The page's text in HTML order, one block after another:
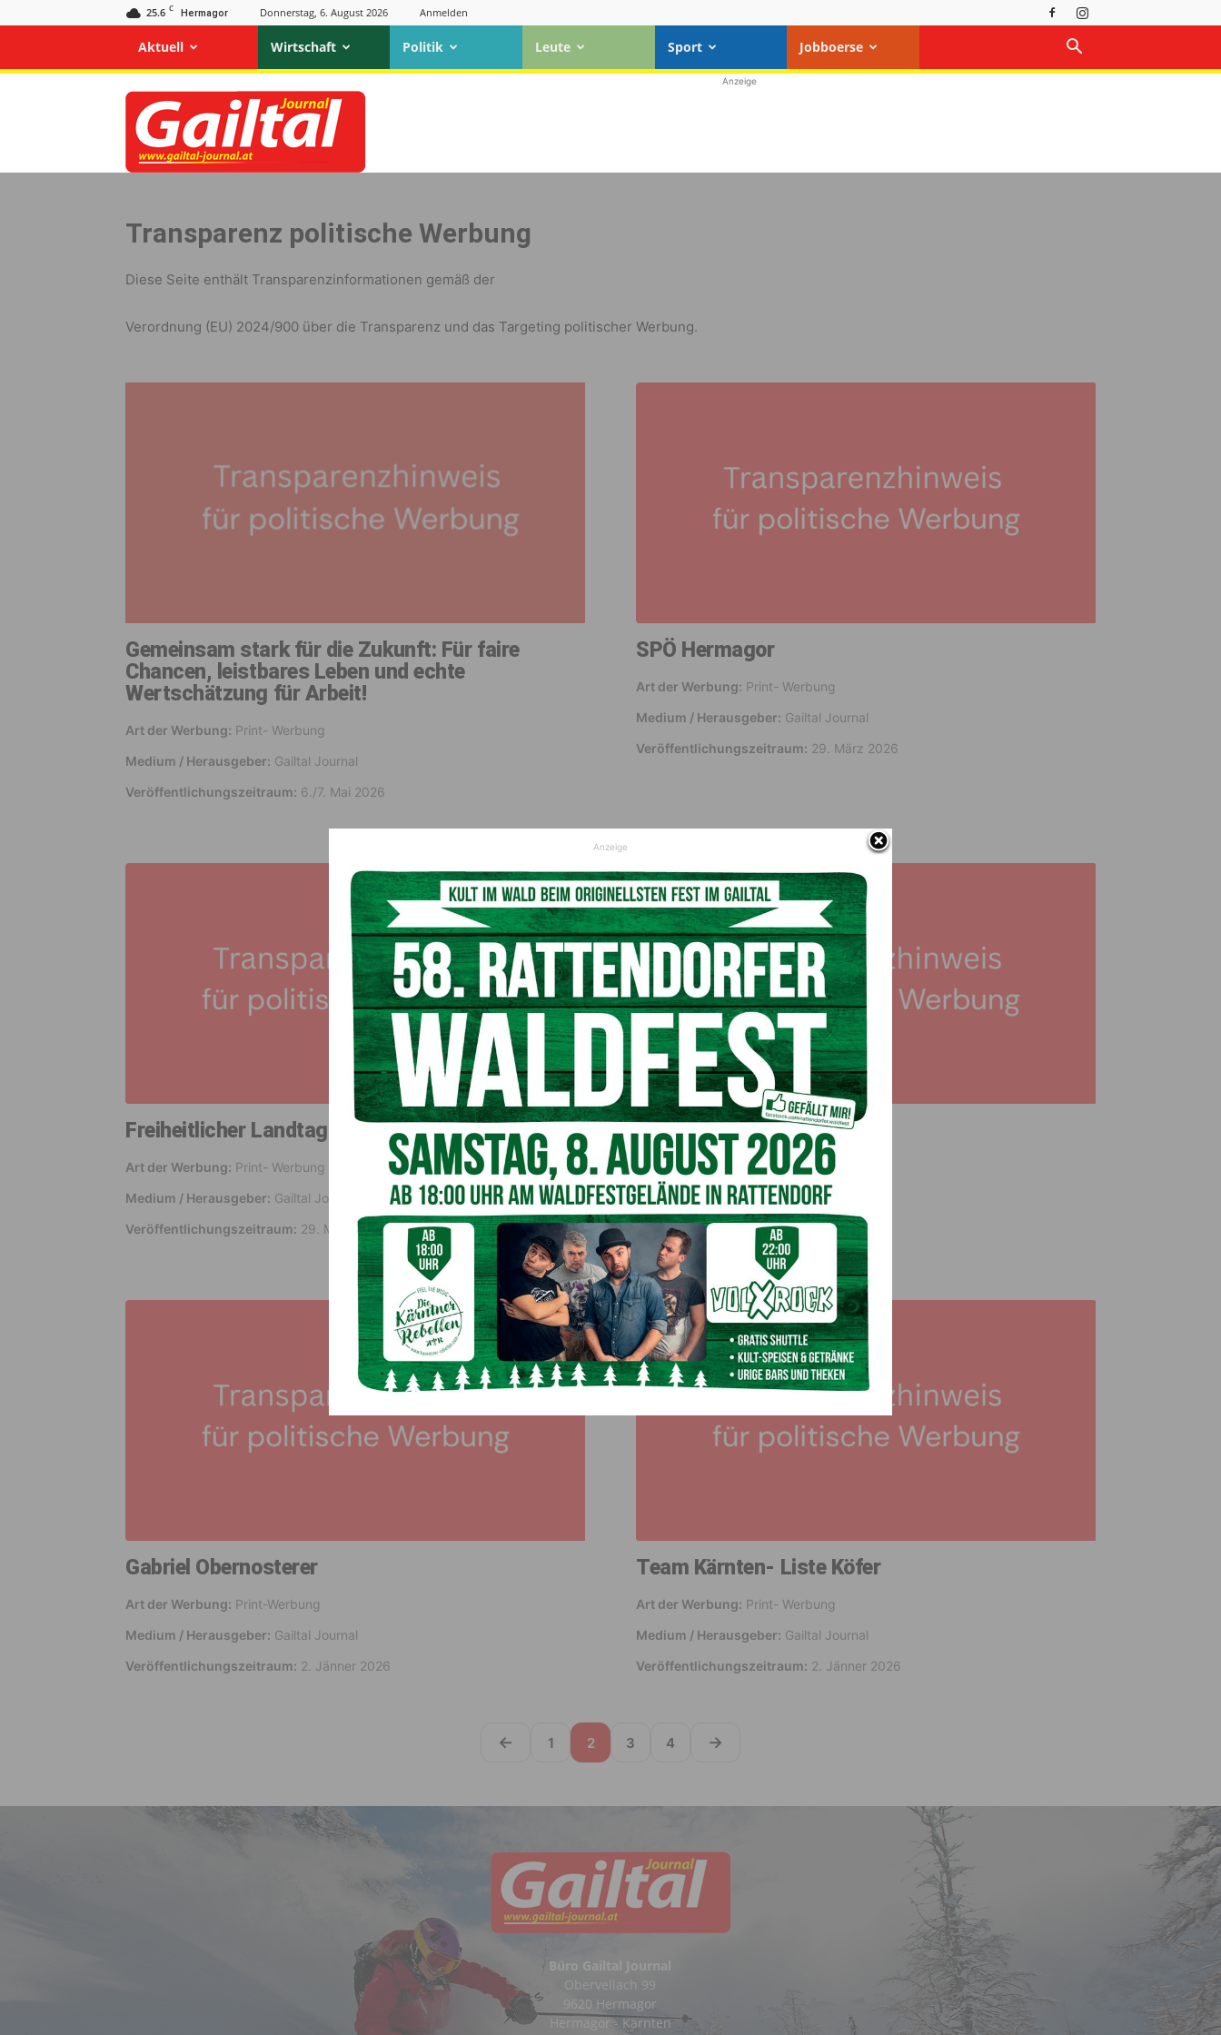
25.6 C Hermagor Donnerstag, 6. August 2026 Anmelden
Aktuell Wirtschaft Politik Leute Sport Jobboerse
Gailtal
Journal
Anzeige
Transparenz politische Werbung
Diese Seite enthält Transparenzinformationen gemäß der
Verordnung (EU) 2024/900 über die Transparenz und das Targeting politischer Werbung.
Gemeinsam stark für die Zukunft: Für faire
Chancen, leistbares Leben und echte
Wertschätzung für Arbeit!
Art der Werbung: Print- Werbung
Medium / Herausgeber: Gailtal Journal
Veröffentlichungszeitraum: 6./7. Mai 2026
SPÖ Hermagor
Art der Werbung: Print- Werbung
Medium / Herausgeber: Gailtal Journal
Veröffentlichungszeitraum: 29. März 2026
Freiheitlicher Landtagsklub Kärnten
Art der Werbung: Print- Werbung
Medium / Herausgeber: Gailtal Journal
Veröffentlichungszeitraum: 29. März 2026
Team Kärnten- Liste Köfer
Art der Werbung:
Print- Werbung
Medium / Herausgeber: Gailtal Journal
Veröffentlichungszeitraum:1. März 2026
Gabriel Obernosterer
Art der Werbung: Print-Werbung
Medium / Herausgeber: Gailtal Journal
Veröffentlichungszeitraum: 2. Jänner 2026
Team Kärnten- Liste Köfer
Art der Werbung: Print- Werbung
Medium / Herausgeber: Gailtal Journal
Veröffentlichungszeitraum: 2. Jänner 2026
← 1 2 3 4 →
Büro Gailtal Journal
Obervellach 99
9620 Hermagor
Hermagor - Kärnten
Anzeige